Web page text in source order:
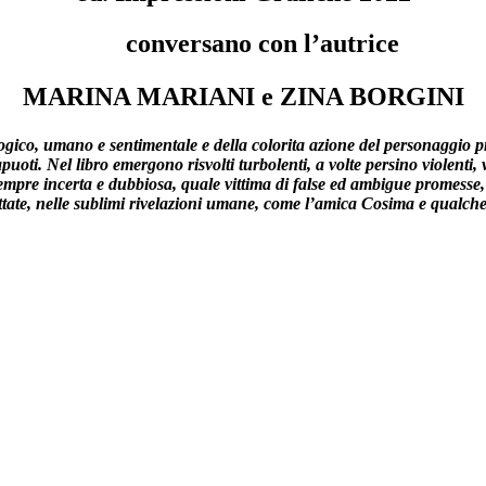
conversano con l’autrice
MARINA MARIANI e ZINA BORGINI
umano e sentimentale e della colorita azione del
Nel libro emergono risvolti turbolenti, a volte persino
incerta e dubbiosa, quale vittima di false ed ambigue
nelle sublimi rivelazioni umane, come l’amica Cosima e